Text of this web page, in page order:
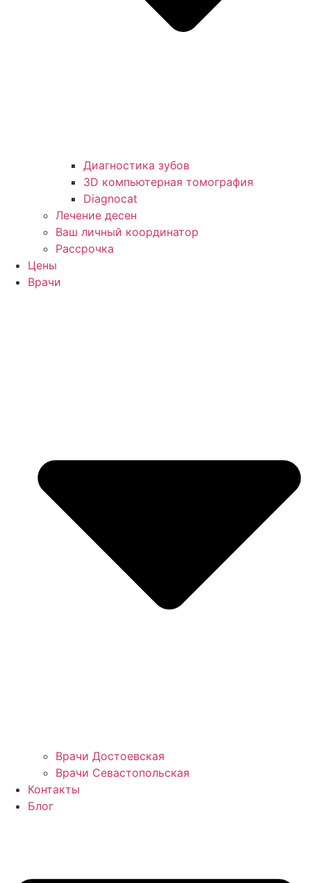
Диагностика зубов
3D компьютерная томография
Diagnocat
Лечение десен
Ваш личный координатор
Рассрочка
Цены
Врачи
Врачи Достоевская
Врачи Севастопольская
Контакты
Блог